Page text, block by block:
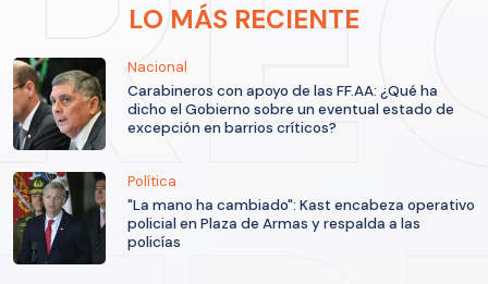
LO MÁS RECIENTE
Nacional
Carabineros con apoyo de las FF.AA: ¿Qué ha
dicho el Gobierno sobre un eventual estado de
excepción en barrios críticos?
Política
"La mano ha cambiado": Kast encabeza operativo
policial en Plaza de Armas y respalda a las
policías